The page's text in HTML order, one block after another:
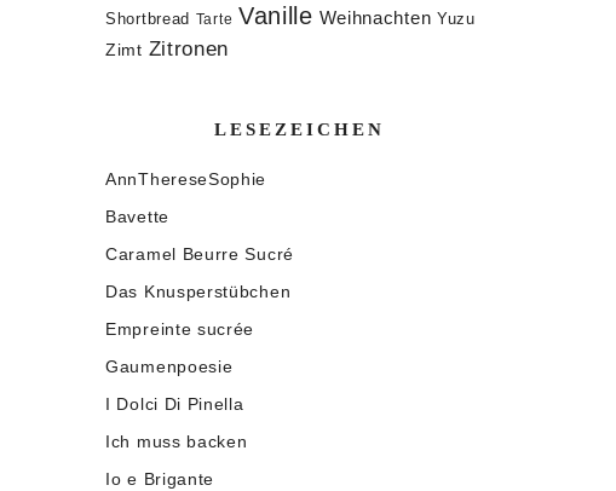
Shortbread Tarte Vanille Weihnachten Yuzu
Zimt Zitronen
LESEZEICHEN
AnnThereseSophie
Bavette
Caramel Beurre Sucré
Das Knusperstübchen
Empreinte sucrée
Gaumenpoesie
I Dolci Di Pinella
Ich muss backen
Io e Brigante